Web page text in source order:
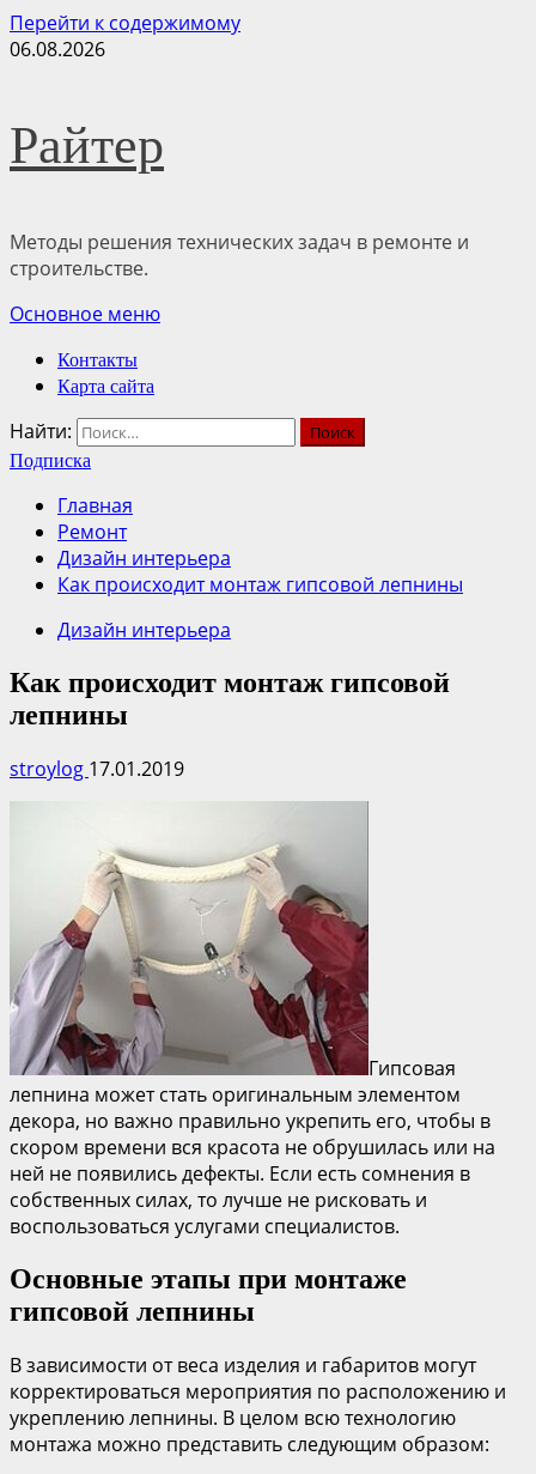
Перейти к содержимому
06.08.2026
Райтер
Методы решения технических задач в ремонте и
строительстве.
Основное меню
Контакты
Карта сайта
Найти:
Подписка
Главная
Ремонт
Дизайн интерьера
Как происходит монтаж гипсовой лепнины
Дизайн интерьера
Как происходит монтаж гипсовой
лепнины
stroylog 17.01.2019
Гипсовая
лепнина может стать оригинальным элементом
декора, но важно правильно укрепить его, чтобы в
скором времени вся красота не обрушилась или на
ней не появились дефекты. Если есть сомнения в
собственных силах, то лучше не рисковать и
воспользоваться услугами специалистов.
Основные этапы при монтаже
гипсовой лепнины
В зависимости от веса изделия и габаритов могут
корректироваться мероприятия по расположению и
укреплению лепнины. В целом всю технологию
монтажа можно представить следующим образом: